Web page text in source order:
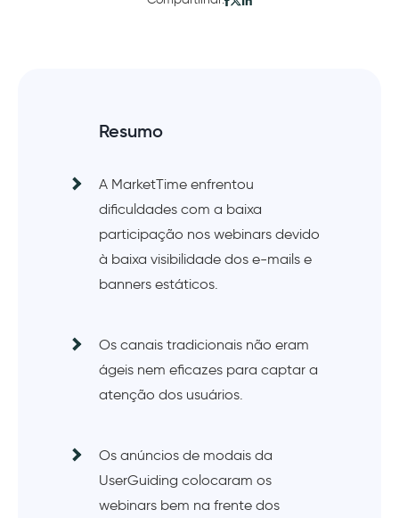
Resumo
A MarketTime enfrentou
dificuldades com a baixa
participação nos webinars devido
à baixa visibilidade dos e-mails e
banners estáticos.
Os canais tradicionais não eram
ágeis nem eficazes para captar a
atenção dos usuários.
Os anúncios de modais da
UserGuiding colocaram os
webinars bem na frente dos